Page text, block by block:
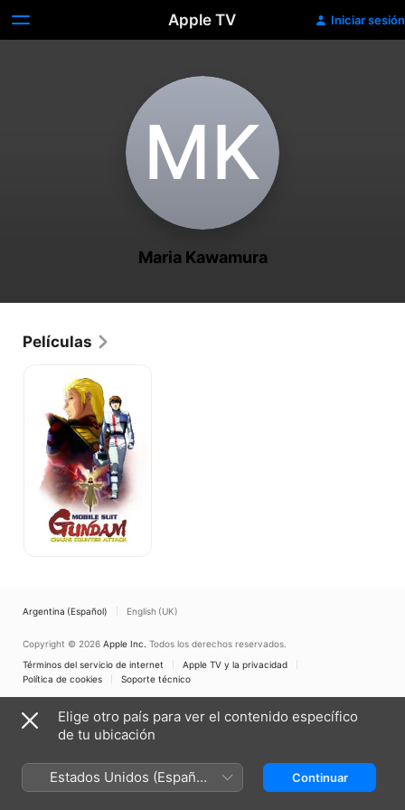
Apple TV Iniciar sesión
M‌K
Maria Kawamura
Películas
Gundam:
Char
contraataca
Argentina (Español) English (UK)
Copyright © 2026 Apple Inc. Todos los derechos reservados.
Términos del servicio de internet
Apple TV y la privacidad
Política de cookies
Soporte técnico
Elige otro país para ver el contenido específico
de tu ubicación
Estados Unidos (Español
México)
Continuar